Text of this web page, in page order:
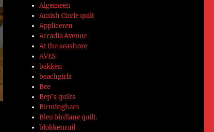
Algemeen
Amish Circle quilt
Appliceren
Arcadia Avenue
At the seashore
AVES
bakken
beachgirls
Bee
Bep's quilts
Birmingham
Bleu birdlane quilt.
blokkenruil